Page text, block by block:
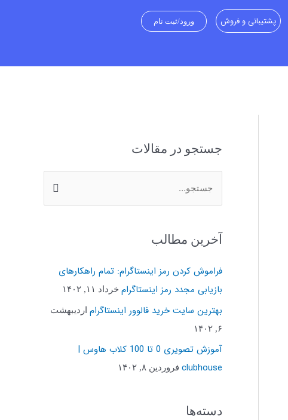
پشتیبانی و فروش ورود/ثبت نام
جستجو در مقالات
س
ج
ا
ی
:
آخرین مطالب
فراموش کردن رمز اینستاگرام: تمام راهکارهای
بازیابی مجدد رمز اینستاگرام خرداد ۱۱, ۱۴۰۲
بهترین سایت خرید فالوور اینستاگرام اردیبهشت
۶, ۱۴۰۲
آموزش تصویری 0 تا 100 کلاب هاوس |
clubhouse فروردین ۸, ۱۴۰۲
دسته‌ها